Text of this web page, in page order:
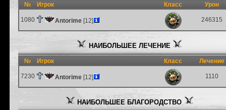
№ Игрок Класс Урон
1080 Antorime [12] 246315
НАИБОЛЬШЕЕ ЛЕЧЕНИЕ
№ Игрок Класс Лечение
7230 Antorime [12] 1110
НАИБОЛЬШЕЕ БЛАГОРОДСТВО